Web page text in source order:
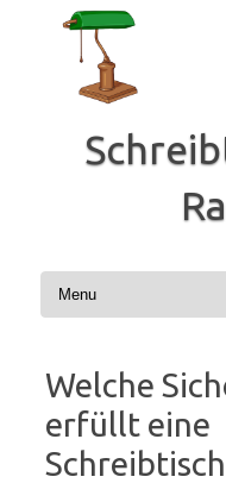
Inhalt
Welche
erfüllt eine